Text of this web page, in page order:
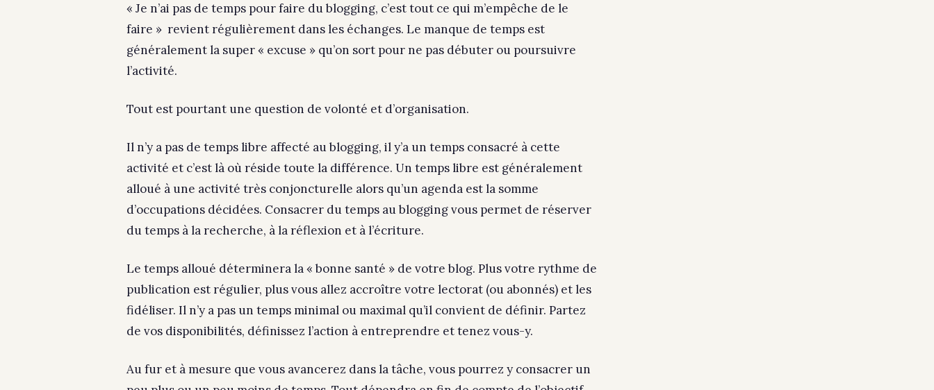
« Je n’ai pas de temps pour faire du blogging, c’est tout ce qui m’empêche de le
faire » revient régulièrement dans les échanges. Le manque de temps est
généralement la super « excuse » qu’on sort pour ne pas débuter ou poursuivre
l’activité.
Tout est pourtant une question de volonté et d’organisation.
Il n’y a pas de temps libre affecté au blogging, il y’a un temps consacré à cette
activité et c’est là où réside toute la différence. Un temps libre est généralement
alloué à une activité très conjoncturelle alors qu’un agenda est la somme
d’occupations décidées. Consacrer du temps au blogging vous permet de réserver
du temps à la recherche, à la réflexion et à l’écriture.
Le temps alloué déterminera la « bonne santé » de votre blog. Plus votre rythme de
publication est régulier, plus vous allez accroître votre lectorat (ou abonnés) et les
fidéliser. Il n’y a pas un temps minimal ou maximal qu’il convient de définir. Partez
de vos disponibilités, définissez l’action à entreprendre et tenez vous-y.
Au fur et à mesure que vous avancerez dans la tâche, vous pourrez y consacrer un